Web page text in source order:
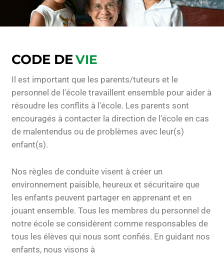
CODE DEVIE
Il est important que les parents/tuteurs et le
personnel de l'école travaillent ensemble pour aider à
résoudre les conflits à l'école. Les parents sont
encouragés à contacter la direction de l'école en cas
de malentendus ou de problèmes avec leur(s)
enfant(s).
Nos règles de conduite visent à créer un
environnement paisible, heureux et sécuritaire que
les enfants peuvent partager en apprenant et en
jouant ensemble. Tous les membres du personnel de
notre école se considèrent comme responsables de
tous les élèves qui nous sont confiés. En guidant nos
enfants, nous visons à